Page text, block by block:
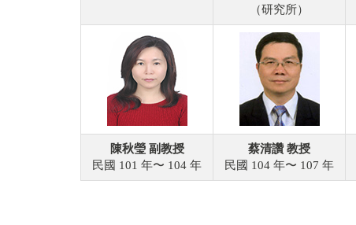
（研究所）
陳秋瑩 副教授
民國 101 年〜 104 年
蔡清讚 教授
民國 104 年〜 107 年